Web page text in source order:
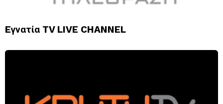
Eγνατία TV LIVE CHANNEL